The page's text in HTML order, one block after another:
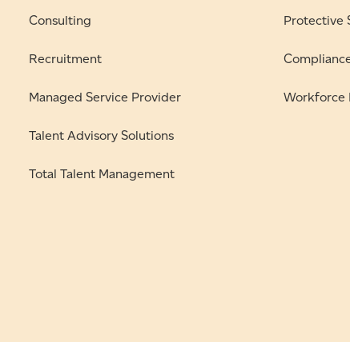
Consulting
Recruitment
Managed Service Provider
Talent Advisory Solutions
Total Talent Management
Protective
Workforce